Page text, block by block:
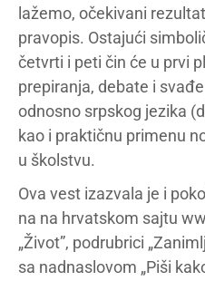
lažemo, očekivani
pravopis. Ostajući
četvrti i peti čin će u prvi
prepiranja, debate i
odnosno srpskog jezika
kao i praktičnu primenu
u školstvu.
Ova vest izazvala je i
na na hrvatskom sajtu
„Život”, podrubrici
sa nadnaslovom „Piši